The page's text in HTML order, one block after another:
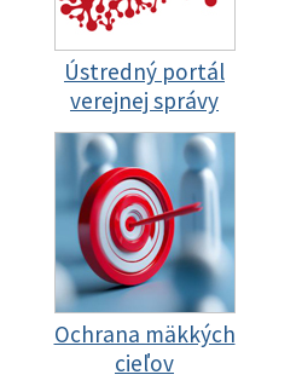
Ústredný portál
verejnej správy
Ochrana mäkkých
cieľov